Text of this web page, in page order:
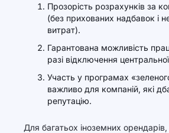
Прозорість розрахунків за
(без прихованих надбавок і
витрат).
Гарантована можливість
разі відключення
Участь у програмах
важливо для компаній, які
репутацію.
Для багатьох іноземних